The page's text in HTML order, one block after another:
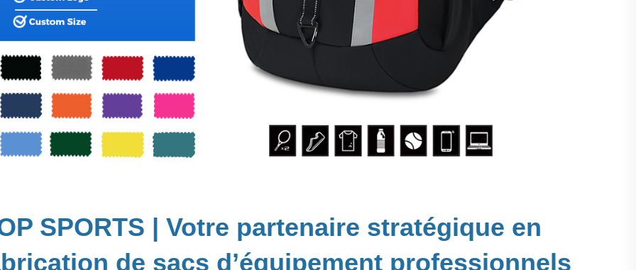
SPORTS | Votre partenaire stratégique en
de sacs d’équipement professionnels